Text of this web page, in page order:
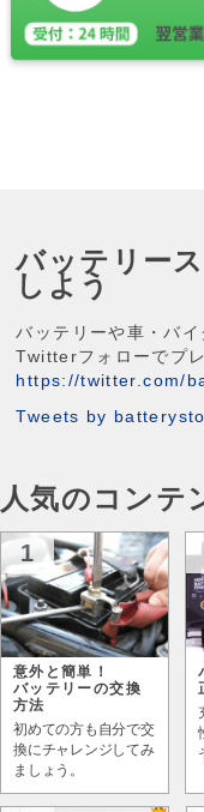
バッテリー
しよう
バッテリーや車・バイ
Twitterフォローでプ
https://twitter.com/
Tweets by
人気のコンテ
1
意外と簡単！
バッテリーの交換
方法
初めての方も自分で交
換にチャレンジしてみ
ましょう。